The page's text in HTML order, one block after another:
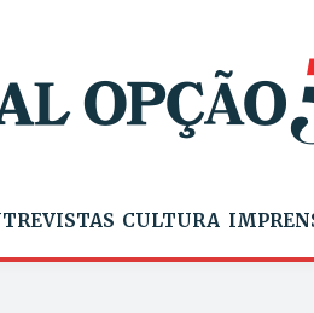
CULTURA